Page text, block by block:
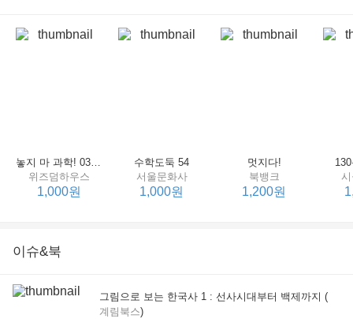
놓지 마 과학! 03 : 정신이 공룡에 정신 놓다
위즈덤하우스
1,000원
수학도둑 54
서울문화사
1,000원
멋지다!
북뱅크
1,200원
이슈&북
그림으로 보는 한국사 1 : 선사시대부터 백제까지 (
계림북스)